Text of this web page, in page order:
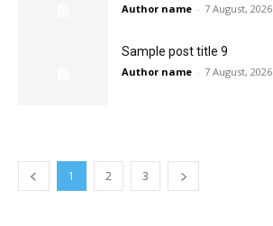
Author name - 7 August, 2026
Sample post title 9
Author name - 7 August, 2026
1 2 3